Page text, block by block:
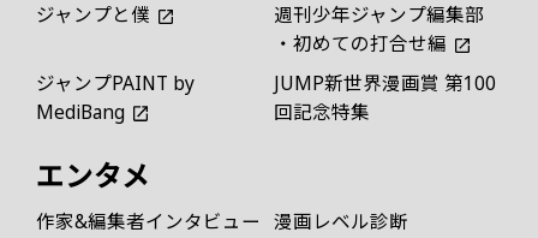
ジャンプと僕
週刊少年ジャンプ編集部
・初めての打合せ編
ジャンプPAINT by
MediBang
JUMP新世界漫画賞 第100
回記念特集
エンタメ
作家&編集者インタビュー 漫画レベル診断